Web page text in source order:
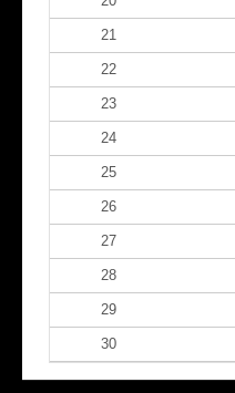
21
22
23
24
25
26
27
28
29
30